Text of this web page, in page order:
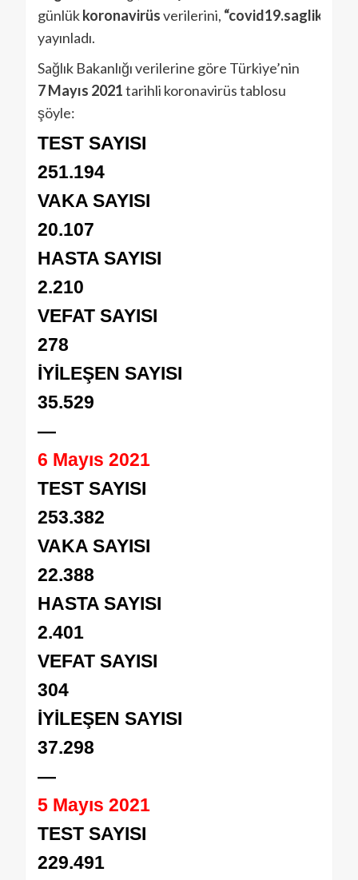
günlükkoronavirüsverilerini,
yayınladı.
Sağlık Bakanlığı verilerine göre Türkiye’nin
7 Mayıs 2021tarihli koronavirüs tablosu
şöyle:
TEST SAYISI
251.194
VAKA SAYISI
20.107
HASTA SAYISI
2.210
VEFAT SAYISI
278
İYİLEŞEN SAYISI
35.529
—
6 Mayıs 2021
TEST SAYISI
253.382
VAKA SAYISI
22.388
HASTA SAYISI
2.401
VEFAT SAYISI
304
İYİLEŞEN SAYISI
37.298
—
5 Mayıs 2021
TEST SAYISI
229.491